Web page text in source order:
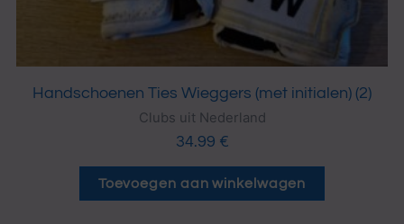
Handschoenen Ties Wieggers (met initialen) (2)
Clubs uit Nederland
34.99 €
Toevoegen aan winkelwagen